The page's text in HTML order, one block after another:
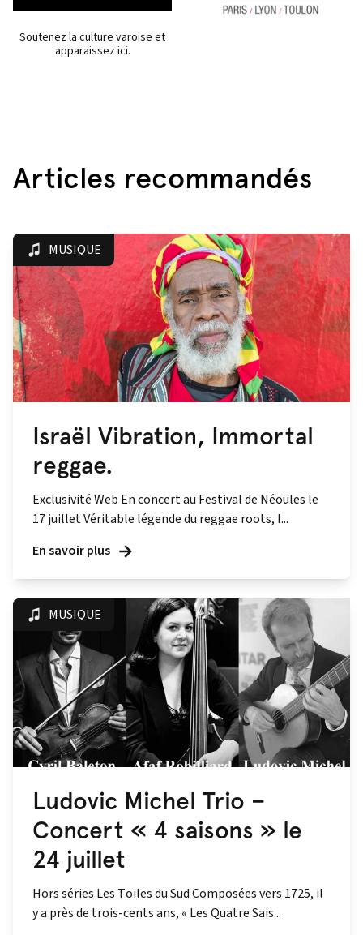
Soutenez la culture varoise et
apparaissez ici.
Articles recommandés
MUSIQUE
Israël Vibration, Immortal
reggae.
Exclusivité Web En concert au Festival de Néoules le
17 juillet Véritable légende du reggae roots, I...
En savoir plus
MUSIQUE
Ludovic Michel Trio –
Concert « 4 saisons » le
24 juillet
Hors séries Les Toiles du Sud Composées vers 1725, il
y a près de trois-cents ans, « Les Quatre Sais...